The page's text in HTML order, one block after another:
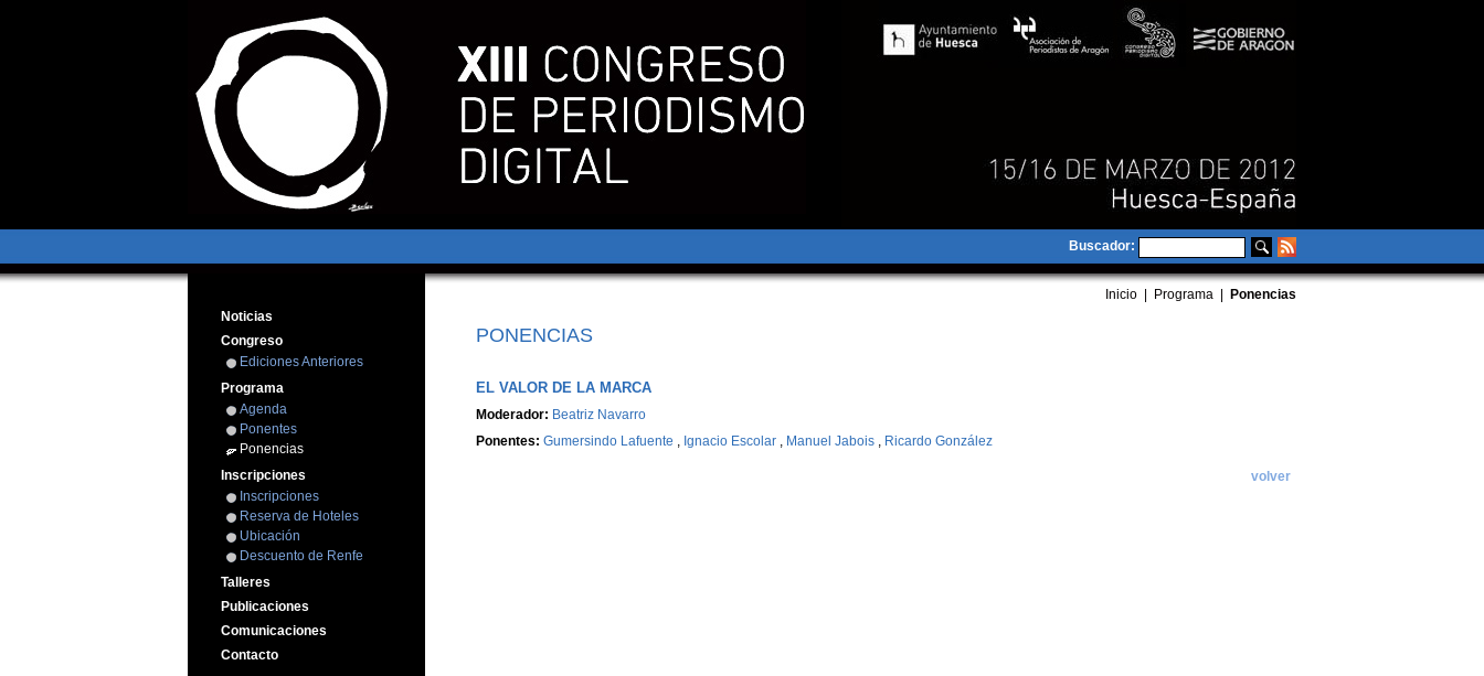
Noticias
Congreso
Ediciones Anteriores
Programa
Agenda
Ponentes
Ponencias
Inscripciones
Inscripciones
Reserva de Hoteles
Ubicación
Descuento de Renfe
Talleres
Publicaciones
Comunicaciones
Contacto
Buscador:
Inicio Programa Ponencias
PONENCIAS
EL VALOR DE LA MARCA
Moderador: Beatriz Navarro
Ponentes: Gumersindo Lafuente , Ignacio Escolar , Manuel Jabois , Ricardo González
volver